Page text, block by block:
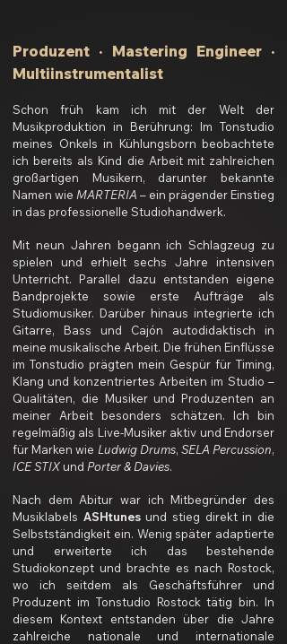
Produzent · Mastering Engineer ·
Multiinstrumentalist
Schon früh kam ich mit der Welt der
Musikproduktion in Berührung: Im Tonstudio
meines Onkels in Kühlungsborn beobachtete
ich bereits als Kind die Arbeit mit zahlreichen
großartigen Musikern, darunter bekannte
Namen wie MARTERIA – ein prägender Einstieg
in das professionelle Studiohandwerk.
Mit neun Jahren begann ich Schlagzeug zu
spielen und erhielt sechs Jahre intensiven
Unterricht. Parallel dazu entstanden eigene
Bandprojekte sowie erste Aufträge als
Studiomusiker. Darüber hinaus integrierte ich
Gitarre, Bass und Cajón autodidaktisch in
meine musikalische Arbeit. Die frühen Einflüsse
im Tonstudio prägten mein Gespür für Timing,
Klang und konzentriertes Arbeiten im Studio –
Qualitäten, die Musiker und Produzenten an
meiner Arbeit besonders schätzen. Ich bin
regelmäßig als Live-Musiker aktiv und Endorser
für Marken wie Ludwig Drums, SELA Percussion,
ICE STIX und Porter & Davies.
Nach dem Abitur war ich Mitbegründer des
Musiklabels ASHtunes und stieg direkt in die
Selbstständigkeit ein. Wenig später adaptierte
und erweiterte ich das bestehende
Studiokonzept und brachte es nach Rostock,
wo ich seitdem als Geschäftsführer und
Produzent im Tonstudio Rostock tätig bin. In
diesem Kontext entstanden über die Jahre
zahlreiche nationale und internationale